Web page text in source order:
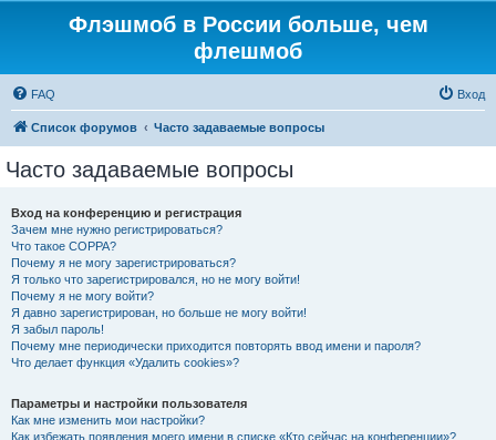
Флэшмоб в России больше, чем
флешмоб
FAQ Вход
Список форумов Часто задаваемые вопросы
Часто задаваемые вопросы
Вход на конференцию и регистрация
Зачем мне нужно регистрироваться?
Что такое COPPA?
Почему я не могу зарегистрироваться?
Я только что зарегистрировался, но не могу войти!
Почему я не могу войти?
Я давно зарегистрирован, но больше не могу войти!
Я забыл пароль!
Почему мне периодически приходится повторять ввод имени и пароля?
Что делает функция «Удалить cookies»?
Параметры и настройки пользователя
Как мне изменить мои настройки?
Как избежать появления моего имени в списке «Кто сейчас на конференции»?